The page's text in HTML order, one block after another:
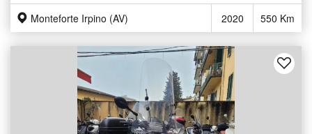
Monteforte Irpino (AV) 2020 550 Km